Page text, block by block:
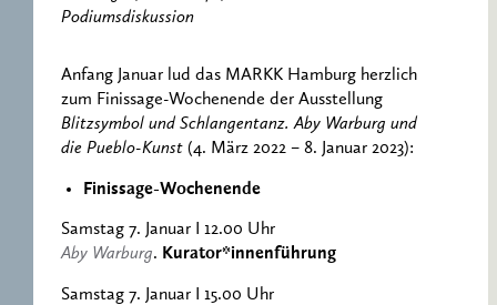
Podiumsdiskussion
Anfang Januar lud das MARKK Hamburg herzlich
zum Finissage-Wochenende der Ausstellung
Blitzsymbol und Schlangentanz. Aby Warburg und
die Pueblo-Kunst (4. März 2022 – 8. Januar 2023):
Finissage-Wochenende
Samstag 7. Januar I 12.00 Uhr
Aby Warburg. Kurator*innenführung
Samstag 7. Januar I 15.00 Uhr